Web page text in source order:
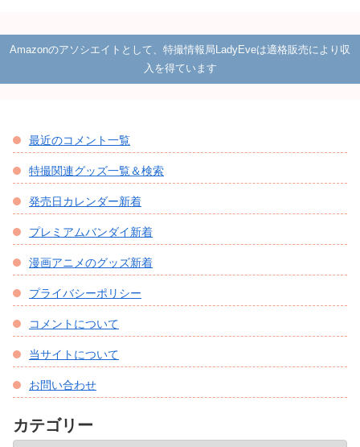
Amazonのアソシエイトとして、特撮情報局LadyEveは適格販売により収
入を得ています
最近のコメント一覧
特撮関連グッズ一覧＆検索
発売日カレンダー新着
プレミアムバンダイ新着
漫画アニメのグッズ新着
プライバシーポリシー
コメントについて
当サイトについて
お問い合わせ
カテゴリー